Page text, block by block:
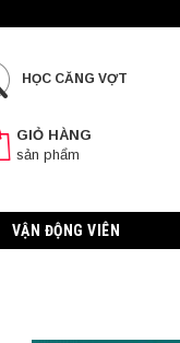
HỌC CĂNG VỢT
GIỎ HÀNG
sản phẩm
VẬN ĐỘNG VIÊN